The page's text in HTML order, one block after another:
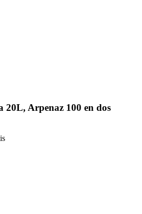
Arpenaz 100 en dos